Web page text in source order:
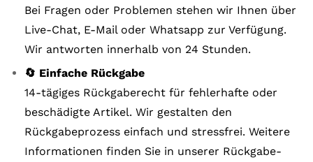
Bei Fragen oder Problemen stehen wir Ihnen über
Live-Chat, E-Mail oder Whatsapp zur Verfügung.
Wir antworten innerhalb von 24 Stunden.
🔄 Einfache Rückgabe
14-tägiges Rückgaberecht für fehlerhafte oder
beschädigte Artikel. Wir gestalten den
Rückgabeprozess einfach und stressfrei. Weitere
Informationen finden Sie in unserer Rückgabe-